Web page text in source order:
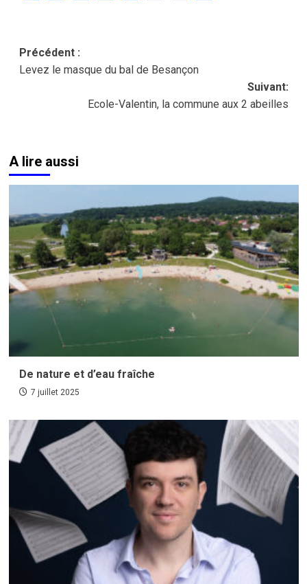
Navigation
d’article
Précédent :
Levez le masque du bal de Besançon
Suivant:
Ecole-Valentin, la commune aux 2 abeilles
A lire aussi
De nature et d’eau fraîche
7 juillet 2025